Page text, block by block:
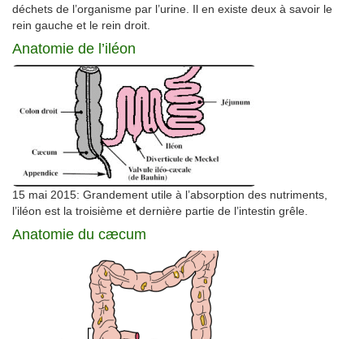
déchets de l’organisme par l’urine. Il en existe deux à savoir le
rein gauche et le rein droit.
Anatomie de l’iléon
15 mai 2015: Grandement utile à l’absorption des nutriments,
l’iléon est la troisième et dernière partie de l’intestin grêle.
Anatomie du cæcum